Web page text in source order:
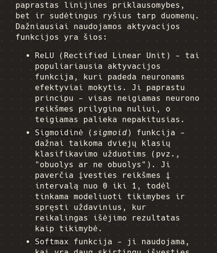
paprastas linijines priklausomybes,
bet ir sudėtingus ryšius tarp duomenų.
Dažniausiai naudojamos aktyvacijos
funkcijos yra šios:
ReLU (Rectified Linear Unit) - tai
populiariausia aktyvacijos
funkcija, kuri padeda neuronams
efektyviai mokytis. Ji paprastu
principu - visas neigiamas neurono
reikšmes prilygina nuliui, o
teigiamas palieka nepakitusias.
Sigmoidinė ( sigmoid ) funkcija -
dažnai taikoma dviejų klasių
klasifikavimo užduotims (pvz.,
"obuolys ar ne obuolys"). Ji
paverčia įvesties reikšmes į
intervalą nuo 0 iki 1, todėl
tinkama modeliuoti tikimybes ir
spręsti uždavinius, kur
reikalingas išėjimo rezultatas
kaip tikimybė.
Softmax funkcija - ji naudojama,